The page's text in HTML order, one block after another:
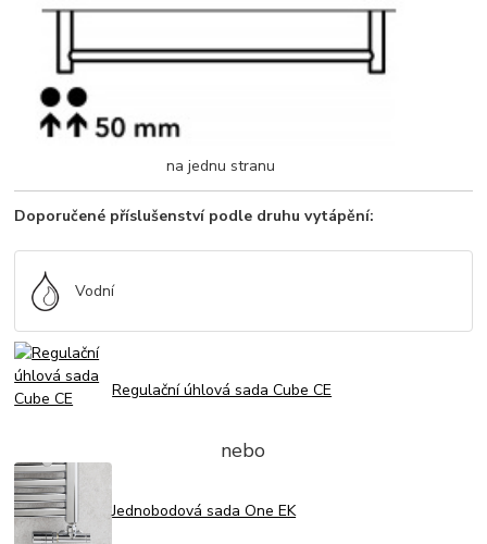
na jednu stranu
Doporučené příslušenství podle druhu vytápění:
Vodní
Regulační úhlová sada Cube CE
nebo
Jednobodová sada One EK